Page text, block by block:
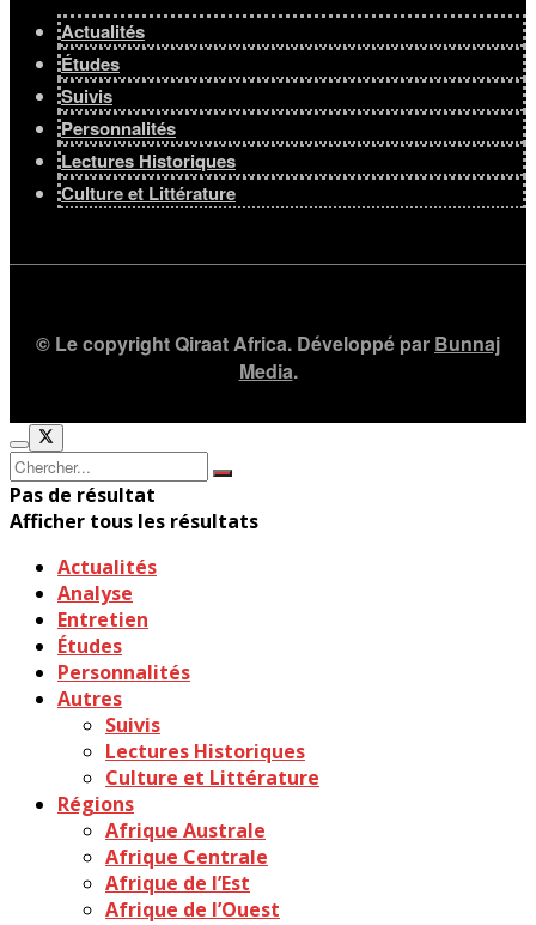
Actualités
Études
Suivis
Personnalités
Lectures Historiques
Culture et Littérature
© Le copyright Qiraat Africa. Développé par Bunnaj
Media.
Pas de résultat
Afficher tous les résultats
Actualités
Analyse
Entretien
Études
Personnalités
Autres
Suivis
Lectures Historiques
Culture et Littérature
Régions
Afrique Australe
Afrique Centrale
Afrique de l’Est
Afrique de l’Ouest